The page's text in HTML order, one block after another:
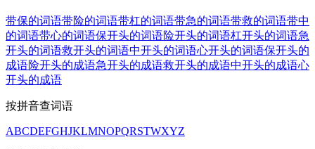
带保的词语带险的词语带杠的词语带急的词语带救的词语带中
的词语带心的词语保开头的词语险开头的词语杠开头的词语急
开头的词语救开头的词语中开头的词语心开头的词语保开头的
成语险开头的成语急开头的成语救开头的成语中开头的成语心
开头的成语
按拼音查词语
ABCDEFGHJKLMNOPQRSTWXYZ